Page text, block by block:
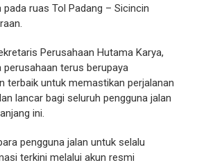
pada ruas Tol Padang – Sicincin
Perusahaan Hutama Karya,
terus berupaya
terbaik untuk memastikan perjalanan
lancar bagi seluruh pengguna jalan
ini.
pengguna jalan untuk selalu
terkini melalui akun resmi